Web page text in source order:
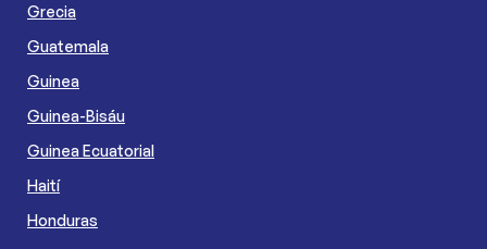
Grecia
Guatemala
Guinea
Guinea-Bisáu
Guinea Ecuatorial
Haití
Honduras